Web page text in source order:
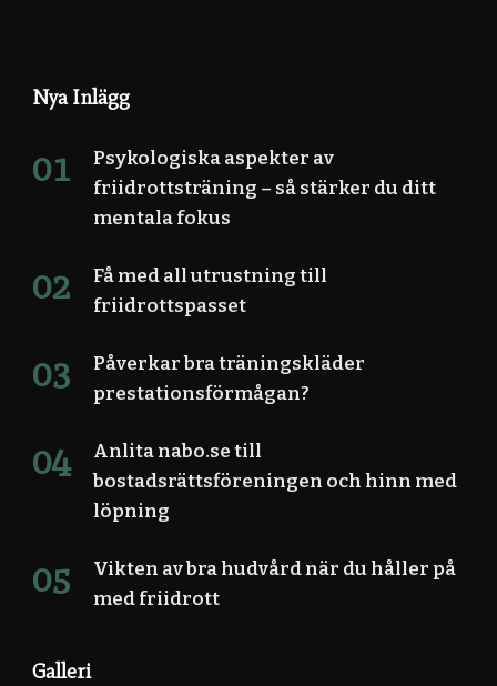
Nya Inlägg
Psykologiska aspekter av
friidrottsträning – så stärker du ditt
mentala fokus
Få med all utrustning till
friidrottspasset
Påverkar bra träningskläder
prestationsförmågan?
Anlita nabo.se till
bostadsrättsföreningen och hinn med
löpning
Vikten av bra hudvård när du håller på
med friidrott
Galleri